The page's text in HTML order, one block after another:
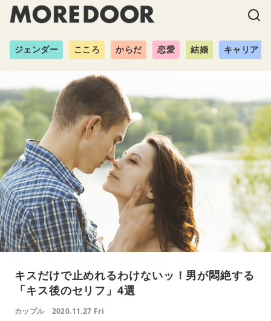
ジェンダー こころ からだ 恋愛 結婚 キャリア
キスだけで止めれるわけないッ！男が悶絶する
「キス後のセリフ」4選
カップル 2020.11.27 Fri